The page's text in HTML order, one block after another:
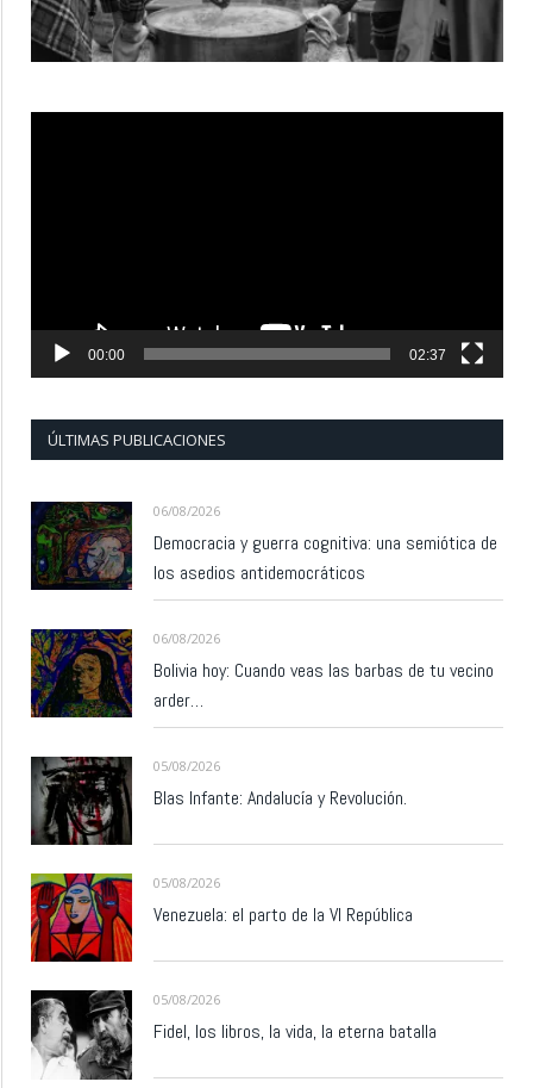
00:00 02:37
ÚLTIMAS PUBLICACIONES
06/08/2026
Democracia y guerra cognitiva: una semiótica de
los asedios antidemocráticos
06/08/2026
Bolivia hoy: Cuando veas las barbas de tu vecino
arder…
05/08/2026
Blas Infante: Andalucía y Revolución.
05/08/2026
Venezuela: el parto de la VI República
05/08/2026
Fidel, los libros, la vida, la eterna batalla